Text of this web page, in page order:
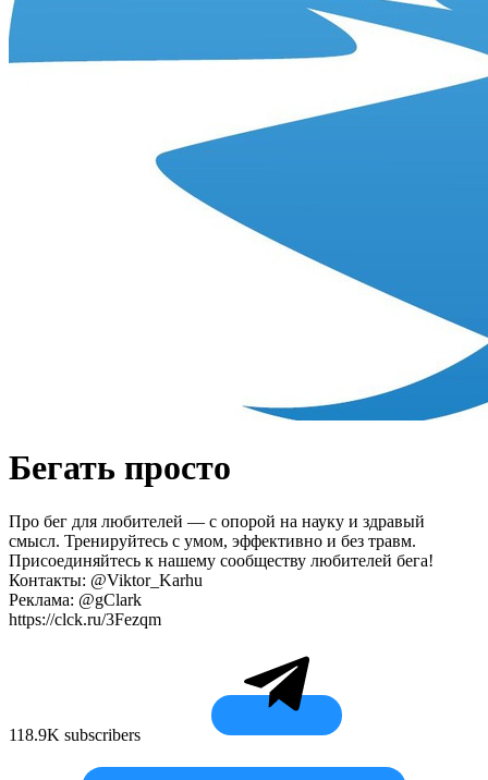
Бегать просто
Про бег для любителей — с опорой на науку и здравый
смысл. Тренируйтесь с умом, эффективно и без травм.
Присоединяйтесь к нашему сообществу любителей бега!
Контакты: @Viktor_Karhu
Реклама: @gClark
https://clck.ru/3Fezqm
118.9K subscribers